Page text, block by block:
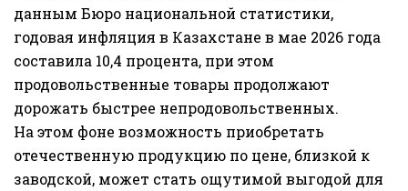
данным Бюро национальной статистики,
годовая инфляция в Казахстане в мае 2026 года
составила 10,4 процента, при этом
продовольственные товары продолжают
дорожать быстрее непродовольственных.
На этом фоне возможность приобретать
отечественную продукцию по цене, близкой к
заводской, может стать ощутимой выгодой для